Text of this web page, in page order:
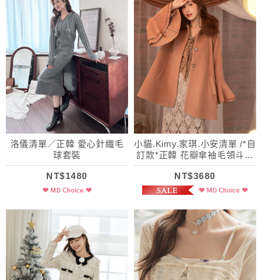
洛儀清單／正韓 愛心針織毛
球套裝
NT$1480
小貓.Kimy.家琪.小安清單 /*自
訂款*正韓 花瓣傘袖毛領斗篷
羊毛大衣
NT$3680